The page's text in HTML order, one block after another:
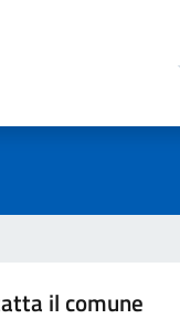
il comune